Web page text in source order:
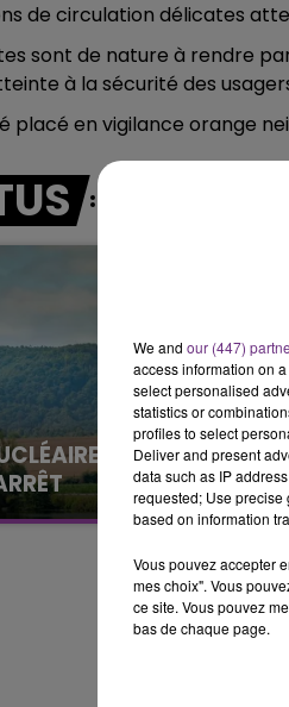
- 14h00
CAISSE
de circulation délicates
sont de nature à rendre
à la sécurité des
placé en vigilance orange
DE CHOOZ
que la centrale
intense qui est
We and our (447)
access information on
select personalised
statistics or
profiles to select
Deliver and present
data such as IP
requested; Use precise
based on information
Vous pouvez accepter
mes choix". Vous
ce site. Vous pouvez
bas de chaque page.